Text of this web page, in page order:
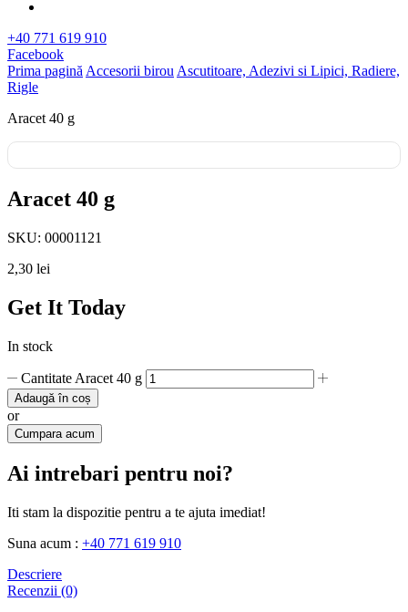
+40 771 619 910
Facebook
Prima pagină Accesorii birou Ascutitoare, Adezivi si Lipici, Radiere,
Rigle
Aracet 40 g
Aracet 40 g
SKU: 00001121
2,30 lei
Get It Today
In stock
Cantitate Aracet 40 g
Adaugă în coș
or
Cumpara acum
Ai intrebari pentru noi?
Iti stam la dispozitie pentru a te ajuta imediat!
Suna acum : +40 771 619 910
Descriere
Recenzii (0)